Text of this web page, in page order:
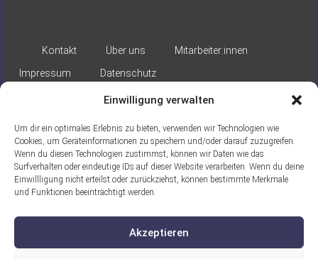
Einwilligung verwalten
Um dir ein optimales Erlebnis zu bieten, verwenden wir Technologien wie
Cookies, um Geräteinformationen zu speichern und/oder darauf zuzugreifen.
Wenn du diesen Technologien zustimmst, können wir Daten wie das
Surfverhalten oder eindeutige IDs auf dieser Website verarbeiten. Wenn du deine
Einwillligung nicht erteilst oder zurückziehst, können bestimmte Merkmale
und Funktionen beeinträchtigt werden.
Akzeptieren
Kontakt Über uns
Mitarbeiter:innen
Impressum
Datenschutz
Gefördert durch: